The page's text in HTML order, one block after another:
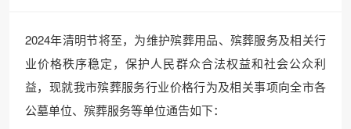
2024年清明节将至，为维护殡葬用品、殡葬服务及相关行
业价格秩序稳定，保护人民群众合法权益和社会公众利
益，现就我市殡葬服务行业价格行为及相关事项向全市各
公墓单位、殡葬服务等单位通告如下：